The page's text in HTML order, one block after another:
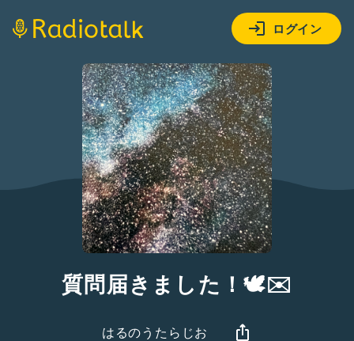
ログイン
質問届きました！🕊✉️
はるのうたらじお